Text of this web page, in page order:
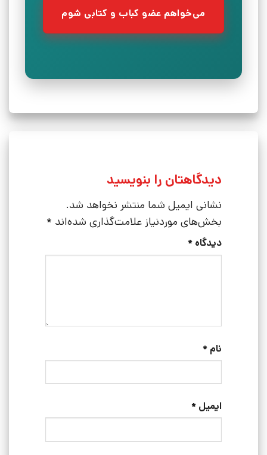
می‌خواهم عضو کباب و کتابی شوم
دیدگاهتان را بنویسید
نشانی ایمیل شما منتشر نخواهد شد.
بخش‌های موردنیاز علامت‌گذاری شده‌اند *
دیدگاه *
نام *
ایمیل *